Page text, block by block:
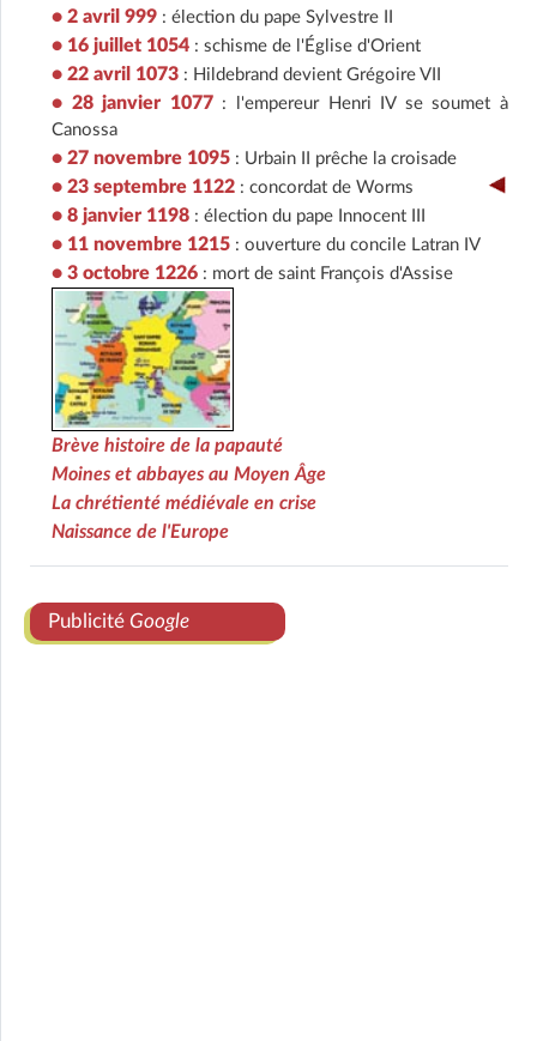
• 2 avril 999 : élection du pape Sylvestre II
• 16 juillet 1054 : schisme de l'Église d'Orient
• 22 avril 1073 : Hildebrand devient Grégoire VII
• 28 janvier 1077: l'empereur Henri IV se soumet à
Canossa
• 27 novembre 1095 : Urbain II prêche la croisade
• 23 septembre 1122 : concordat de Worms
• 8 janvier 1198 : élection du pape Innocent III
• 11 novembre 1215 : ouverture du concile Latran IV
• 3 octobre 1226 : mort de saint François d'Assise
Brève histoire de la papauté
Moines et abbayes au Moyen Âge
La chrétienté médiévale en crise
Naissance de l'Europe
Publicité Google